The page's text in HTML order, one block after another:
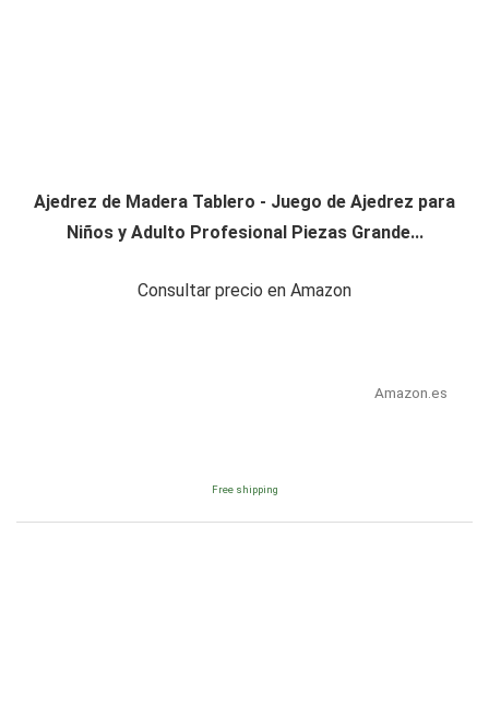
Ajedrez de Madera Tablero - Juego de Ajedrez para
Niños y Adulto Profesional Piezas Grande...
Consultar precio en Amazon
Amazon.es
Free shipping